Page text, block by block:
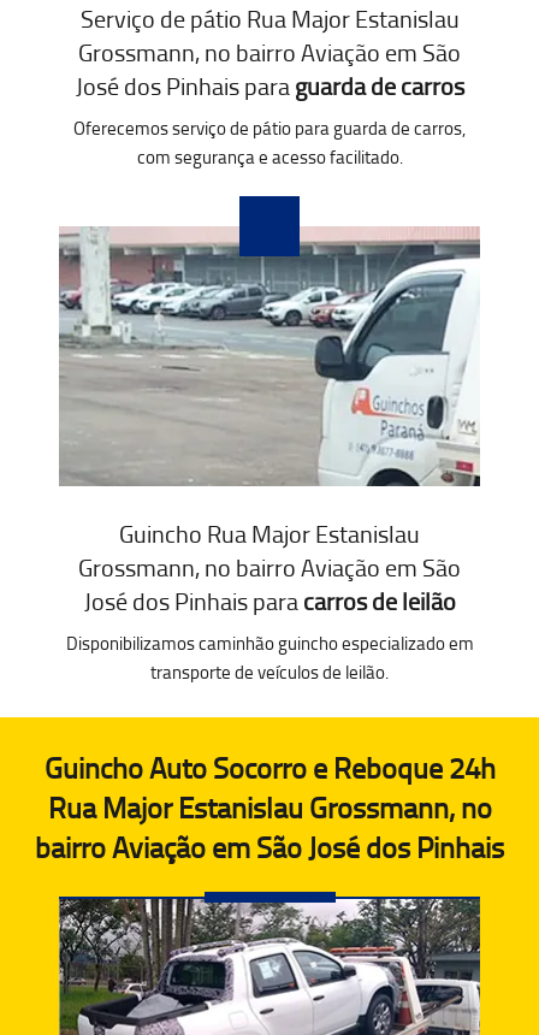
Serviço de pátio Rua Major Estanislau
Grossmann, no bairro Aviação em São
José dos Pinhais paraguarda de carros
Oferecemos serviço de pátio para guarda de carros,
com segurança e acesso facilitado.
Guincho Rua Major Estanislau
Grossmann, no bairro Aviação em São
José dos Pinhais paracarros de leilão
Disponibilizamos caminhão guincho especializado em
transporte de veículos de leilão.
Guincho Auto Socorro e Reboque 24h
Rua Major Estanislau Grossmann, no
bairro Aviação em São José dos Pinhais